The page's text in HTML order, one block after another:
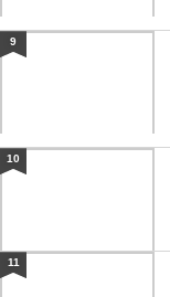
9
10
11